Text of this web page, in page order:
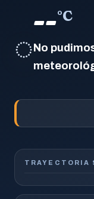
◌
--°C
No
TRAYECTORIA